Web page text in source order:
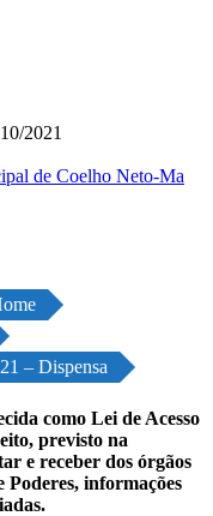
2021
– Dispensa
como Lei de Acesso
previsto na
e receber dos órgãos
Poderes, informações